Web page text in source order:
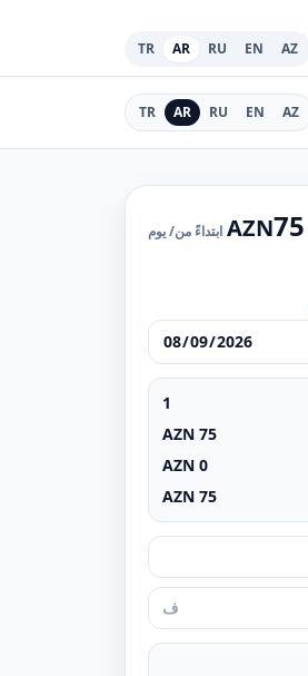
AZ
EN
RU
AR
TR
AZ
EN
RU
AR
TR
75
AZN ابتداءً من/ يوم
1
75
AZN
0
AZN
75
AZN